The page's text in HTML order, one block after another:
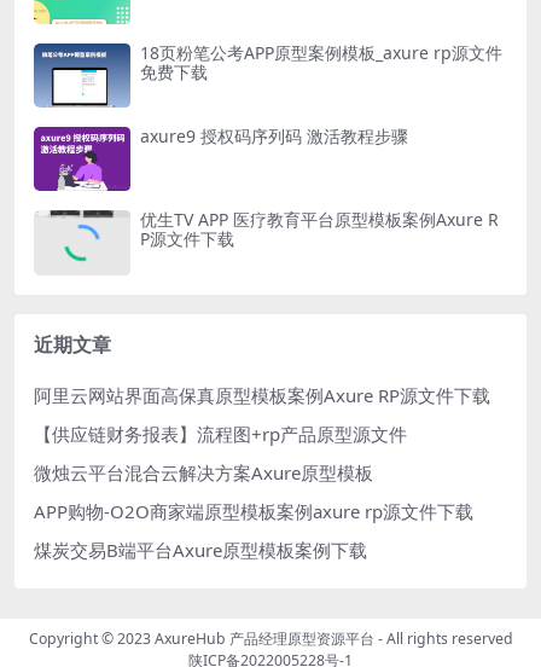
18页粉笔公考APP原型案例模板_axure rp源文件
免费下载
axure9 授权码序列码 激活教程步骤
优生TV APP 医疗教育平台原型模板案例Axure R
P源文件下载
近期文章
阿里云网站界面高保真原型模板案例Axure RP源文件下载
【供应链财务报表】流程图+rp产品原型源文件
微烛云平台混合云解决方案Axure原型模板
APP购物-O2O商家端原型模板案例axure rp源文件下载
煤炭交易B端平台Axure原型模板案例下载
Copyright © 2023AxureHub 产品经理原型资源平台 - All rights reserved
陕ICP备2022005228号-1